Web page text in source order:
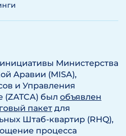
Министерства
Аравии (MISA),
и Управления
был объявлен
пакет для
Штаб-квартир (RHQ),
процесса